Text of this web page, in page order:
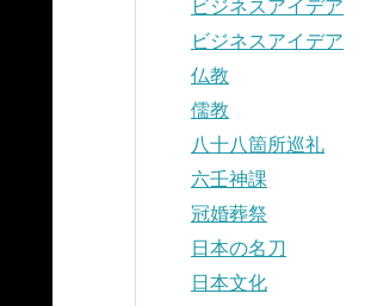
ビジネスアイデア
ビジネスアイデア
仏教
儒教
八十八箇所巡礼
六壬神課
冠婚葬祭
日本の名刀
日本文化